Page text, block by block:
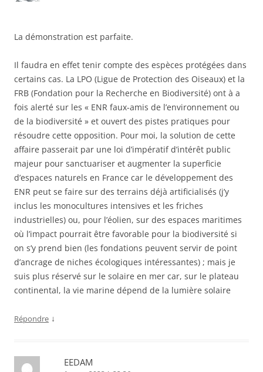
La démonstration est parfaite.
Il faudra en effet tenir compte des espèces protégées dans
certains cas. La LPO (Ligue de Protection des Oiseaux) et la
FRB (Fondation pour la Recherche en Biodiversité) ont à a
fois alerté sur les « ENR faux-amis de l’environnement ou
de la biodiversité » et ouvert des pistes pratiques pour
résoudre cette opposition. Pour moi, la solution de cette
affaire passerait par une loi d’impératif d’intérêt public
majeur pour sanctuariser et augmenter la superficie
d’espaces naturels en France car le développement des
ENR peut se faire sur des terrains déjà artificialisés (j’y
inclus les monocultures intensives et les friches
industrielles) ou, pour l’éolien, sur des espaces maritimes
où l’impact pourrait être favorable pour la biodiversité si
on s’y prend bien (les fondations peuvent servir de point
d’ancrage de niches écologiques intéressantes) ; mais je
suis plus réservé sur le solaire en mer car, sur le plateau
continental, la vie marine dépend de la lumière solaire
Répondre ↓
EEDAM